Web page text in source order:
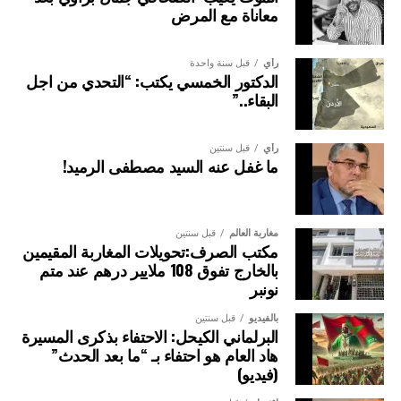
معاناة مع المرض
رأي قبل سنة واحدة
الدكتور الخمسي يكتب: “التحدي من اجل
البقاء..”
رأي قبل سنتين
ما غفل عنه السيد مصطفى الرميد!
مغاربة العالم قبل سنتين
مكتب الصرف:تحويلات المغاربة المقيمين
بالخارج تفوق 108 ملايير درهم عند متم
نونبر
بالفيديو قبل سنتين
البرلماني الكيحل: الاحتفاء بذكرى المسيرة
هاد العام هو احتفاء بـ “ما بعد الحدث”
(فيديو)